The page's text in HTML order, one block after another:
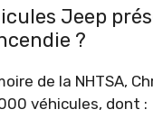
Jeep
?
de la NHTSA,
véhicules, dont :